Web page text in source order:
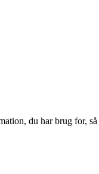
du har brug for,